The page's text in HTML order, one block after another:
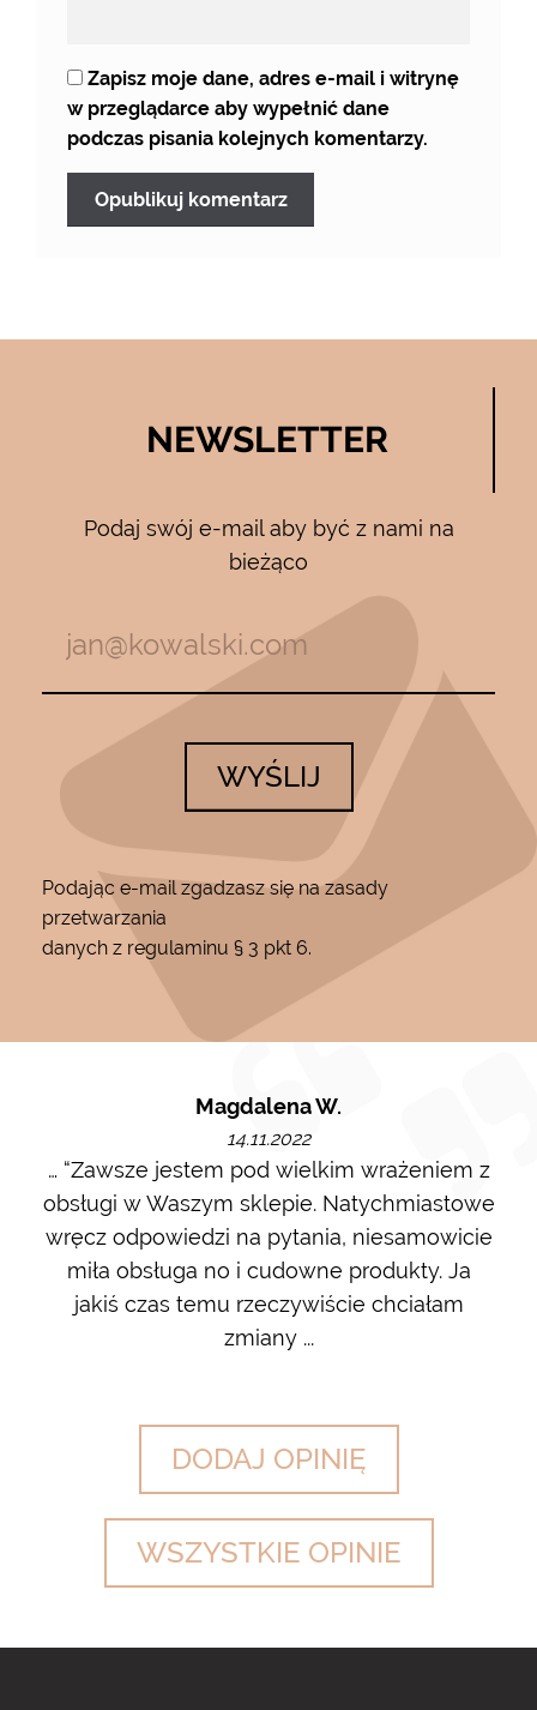
Zapisz moje dane, adres e-mail i witrynę
w przeglądarce aby wypełnić dane
podczas pisania kolejnych komentarzy.
NEWSLETTER
Podaj swój e-mail aby być z nami na
bieżąco
WYŚLIJ
Podając e-mail zgadzasz się na zasady
przetwarzania
danych z regulaminu § 3 pkt 6.
Magdalena W.
14.11.2022
… “Zawsze jestem pod wielkim wrażeniem z
obsługi w Waszym sklepie. Natychmiastowe
wręcz odpowiedzi na pytania, niesamowicie
miła obsługa no i cudowne produkty. Ja
jakiś czas temu rzeczywiście chciałam
zmiany ...
DODAJ OPINIĘ
WSZYSTKIE OPINIE